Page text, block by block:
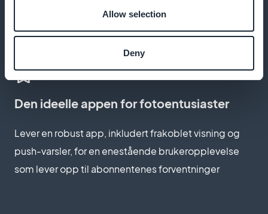
Allow selection
Deny
abonnementer kan du gi rask og enkel tilgang til
eksklusivt innhold, noe som forbedrer den generelle
Den ideelle appen for fotoentusiaster
Lever en robust app, inkludert frakoblet visning og
push-varsler, for en enestående brukeropplevelse
som lever opp til abonnentenes forventninger